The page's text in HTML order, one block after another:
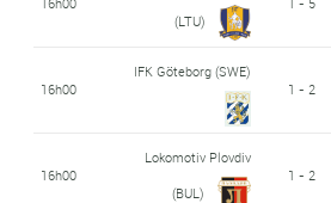
(LTU)
16h00
IFK Göteborg (SWE)
1 - 2
16h00
Lokomotiv Plovdiv
(BUL)
1 - 2